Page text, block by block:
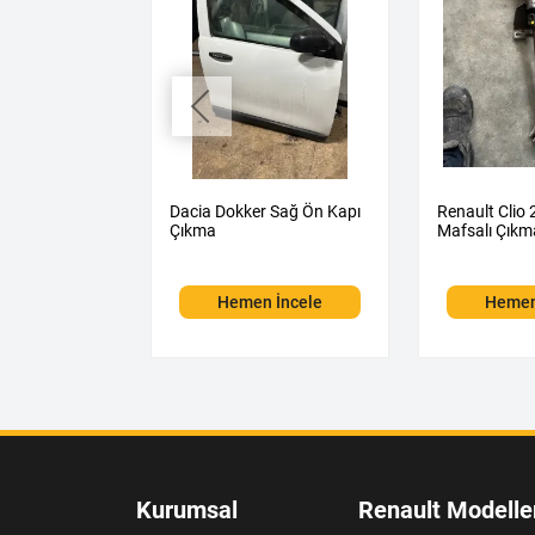
Dacia Dokker Sağ Ön Kapı
Çıkma
Hemen İncele
Renault Clio
Mafsalı
Kurumsal Renault